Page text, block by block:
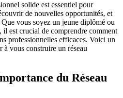
solide est essentiel pour
de nouvelles opportunités, et
vous soyez un jeune diplômé ou
est crucial de comprendre comment
professionnelles efficaces. Voici un
vous construire un réseau
du Réseau